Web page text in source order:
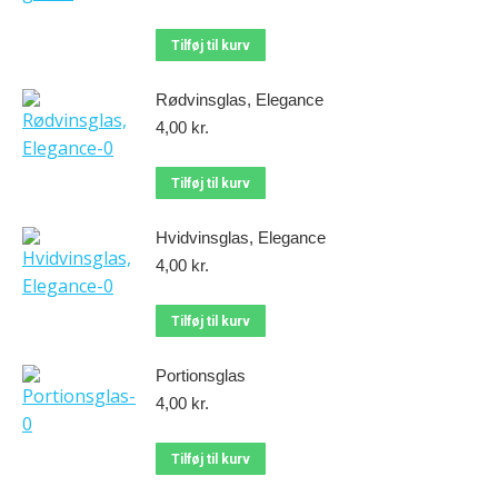
Tilføj til kurv
Rødvinsglas, Elegance
4,00 kr.
Tilføj til kurv
Hvidvinsglas, Elegance
4,00 kr.
Tilføj til kurv
Portionsglas
4,00 kr.
Tilføj til kurv